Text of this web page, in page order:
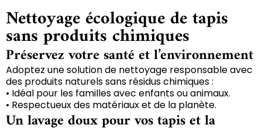
Nettoyage écologique de tapis
sans produits chimiques
Préservez votre santé et l’environnement
Adoptez une solution de nettoyage responsable avec
des produits naturels sans résidus chimiques :
• Idéal pour les familles avec enfants ou animaux.
• Respectueux des matériaux et de la planète.
Un lavage doux pour vos tapis et la